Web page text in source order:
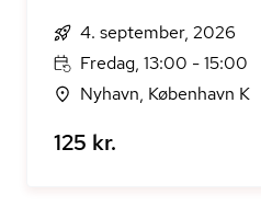
4. september, 2026
Fredag, 13:00 - 15:00
Nyhavn, København K
125 kr.